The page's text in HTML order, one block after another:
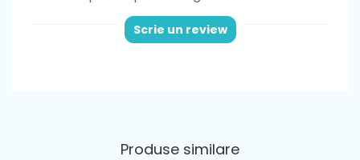
Scrie un review
Produse similare